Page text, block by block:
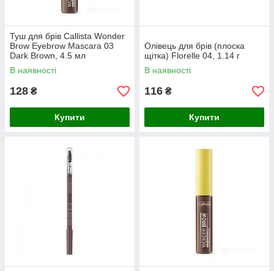
Туш для брів Callista Wonder
Brow Eyebrow Mascara 03
Dark Brown, 4.5 мл
В наявності
128 ₴
Купити
Олівець для брів (плоска
щітка) Florelle 04, 1.14 г
В наявності
116 ₴
Купити